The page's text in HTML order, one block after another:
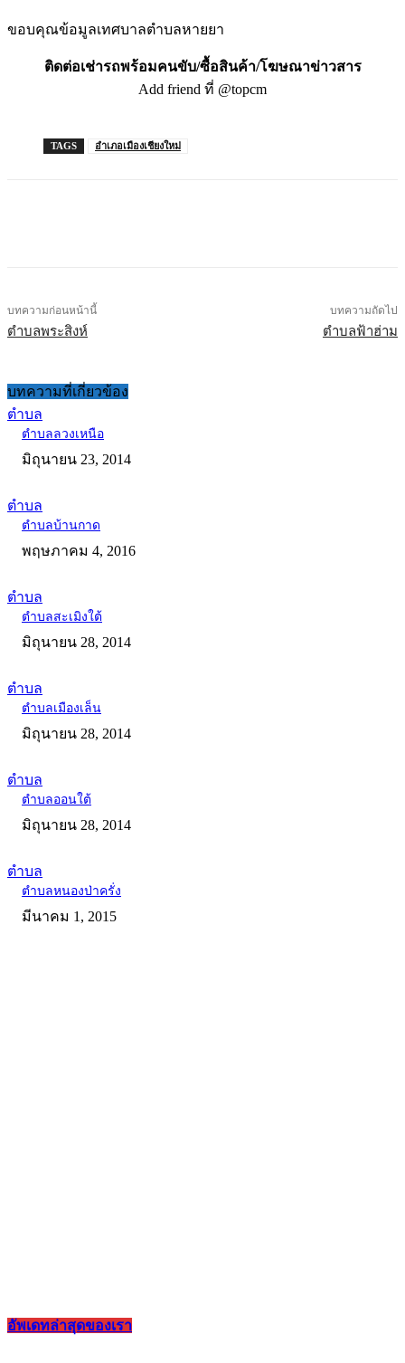
ขอบคุณข้อมูลเทศบาลตำบลหายยา
ติดต่อเช่ารถพร้อมคนขับ/ซื้อสินค้า/โฆษณาข่าวสาร
Add friend ที่ @topcm
TAGS อำเภอเมืองเชียงใหม่
บทความก่อนหน้านี้
ตำบลพระสิงห์
บทความถัดไป
ตำบลฟ้าฮ่าม
บทความที่เกี่ยวข้อง
ตำบล
ตำบลลวงเหนือ
มิถุนายน 23, 2014
ตำบล
ตำบลบ้านกาด
พฤษภาคม 4, 2016
ตำบล
ตำบลสะเมิงใต้
มิถุนายน 28, 2014
ตำบล
ตำบลเมืองเล็น
มิถุนายน 28, 2014
ตำบล
ตำบลออนใต้
มิถุนายน 28, 2014
ตำบล
ตำบลหนองป่าครั่ง
มีนาคม 1, 2015
อัพเดทล่าสุดของเรา